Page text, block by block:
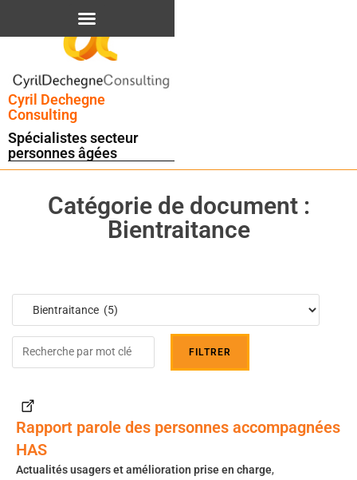
Cyril Dechegne
Consulting
Spécialistes secteur
personnes âgées
Catégorie de document :
Bientraitance
Rapport parole des personnes accompagnées
HAS
Actualités usagers et amélioration prise en charge,